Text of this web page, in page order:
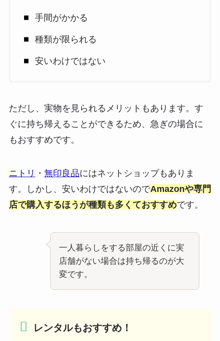
手間がかかる
種類が限られる
安いわけではない
ただし、実物を見られるメリットもあります。す
ぐに持ち帰えることができるため、急ぎの場合に
もおすすめです。
ニトリ ・ 無印良品にはネットショップもありま
す。しかし、安いわけではないのでAmazonや専門
店で購入するほうが種類も多くておすすめです。
一人暮らしをする部屋の近くに実
店舗がない場合は持ち帰るのが大
変です。
レンタルもおすすめ！